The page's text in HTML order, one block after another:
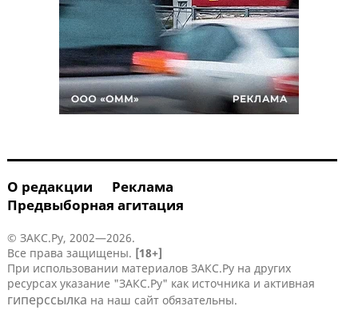
О редакции
Реклама
Предвыборная агитация
© ЗАКС.Ру, 2002—2026.
Все права защищены. [18+]
При использовании материалов ЗАКС.Ру на других
ресурсах указание "ЗАКС.Ру" как источника и активная
гиперссылка на наш сайт обязательны.